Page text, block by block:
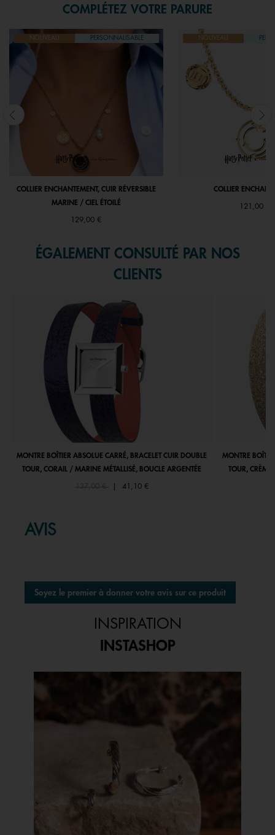
COMPLÉTEZ VOTRE PARURE
NOUVEAU PERSONNALISABLE
COLLIER ENCHANTEMENT, CUIR RÉVERSIBLE
MARINE / CIEL ÉTOILÉ
129,00 €
NOUVEAU
COLLIER
121,00 €
ÉGALEMENT CONSULTÉ PAR NOS
CLIENTS
MONTRE BOÎTIER ABSOLUE CARRÉ, BRACELET CUIR DOUBLE
TOUR, CORAIL / MARINE MÉTALLISÉ, BOUCLE ARGENTÉE
Price reduced from
137,00 €to 41,10 €
MONTRE
TOUR, CRÈME
AVIS
Aucune
valeur
de
Soyez le premier à donner votre avis sur ce produit
.
boîte
de
INSPIRATION
INSTASHOP
Media Carousel
Carousel with product photos. Use the previous and next buttons to